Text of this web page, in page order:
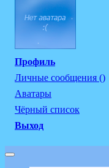
Профиль
Личные сообщения ()
Аватары
Чёрный список
Выход